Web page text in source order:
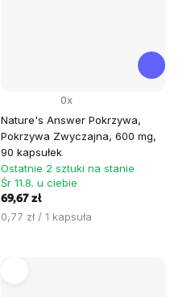
Nature's Answer Pokrzywa,
Pokrzywa Zwyczajna, 600 mg,
90 kapsułek
0x
Ostatnie 2 sztuki na stanie
Śr 11.8. u ciebie
69,67 zł
Cena
0,77 zł / 1 kapsuła